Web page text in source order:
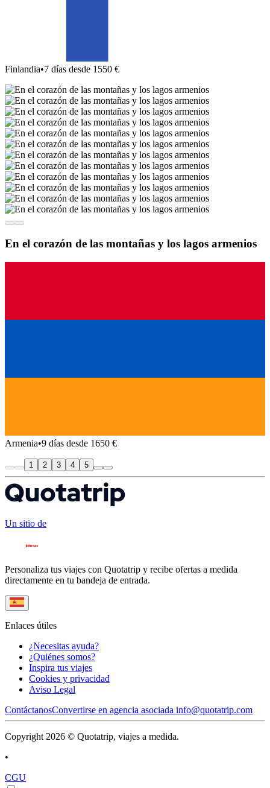
Finlandia•7 días desde 1550 €
En el corazón de las montañas y los lagos armenios
Armenia•9 días desde 1650 €
1 2 3 4 5
Un sitio de
Personaliza tus viajes con Quotatrip y recibe ofertas a medida
directamente en tu bandeja de entrada.
Enlaces útiles
¿Necesitas ayuda?
¿Quiénes somos?
Inspira tus viajes
Cookies y privacidad
Aviso Legal
ContáctanosConvertirse en agencia asociada info@quotatrip.com
Copyright 2026 © Quotatrip, viajes a medida.
•
CGU